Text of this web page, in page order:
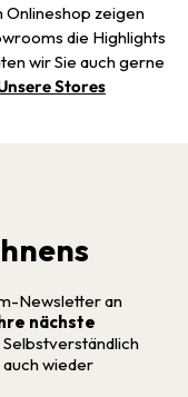
Onlineshop zeigen
die Highlights
wir Sie auch gerne
Stores
Newsletter an
nächste
wieder